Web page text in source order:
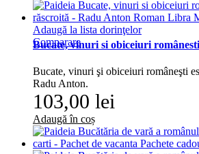
Adaugă la lista dorinţelor
Comparare
Bucate, vinuri si obiceiuri
Bucate, vinuri şi obiceiuri româneşti
Radu Anton.
103,00 lei
Adaugă în coș